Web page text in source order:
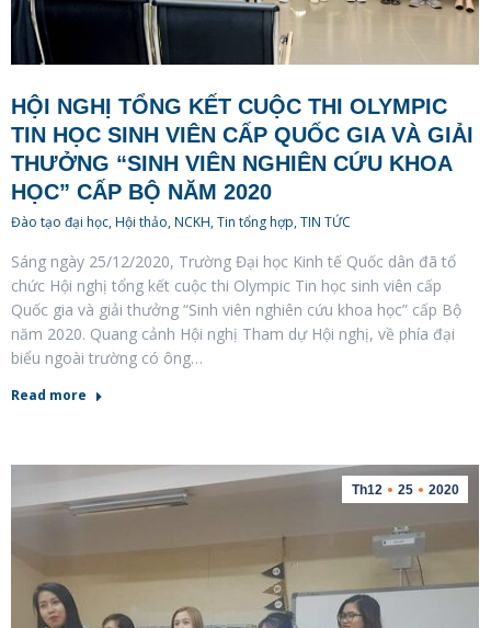
HỘI NGHỊ TỔNG KẾT CUỘC THI OLYMPIC
TIN HỌC SINH VIÊN CẤP QUỐC GIA VÀ GIẢI
THƯỞNG “SINH VIÊN NGHIÊN CỨU KHOA
HỌC” CẤP BỘ NĂM 2020
Đào tạo đại học, Hội thảo, NCKH,Tin tổng hợp,TIN TỨC
Sáng ngày 25/12/2020, Trường Đại học Kinh tế Quốc dân đã tổ
chức Hội nghị tổng kết cuộc thi Olympic Tin học sinh viên cấp
Quốc gia và giải thưởng “Sinh viên nghiên cứu khoa học” cấp Bộ
năm 2020. Quang cảnh Hội nghị Tham dự Hội nghị, về phía đại
biểu ngoài trường có ông…
Read more
Th12 25 2020